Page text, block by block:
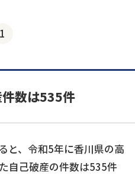
1
数は535件
と、令和5年に香川県の高
自己破産の件数は535件